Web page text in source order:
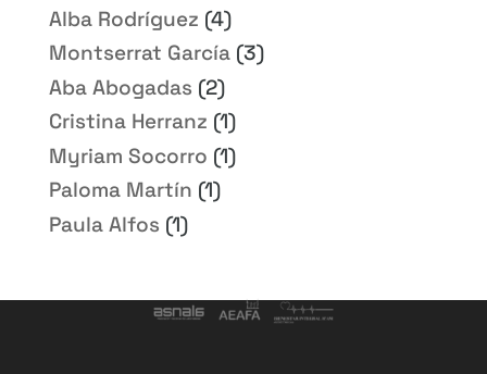
Alba Rodríguez (4)
Montserrat García(3)
Aba Abogadas (2)
Cristina Herranz (1)
Myriam Socorro (1)
Paloma Martín (1)
Paula Alfos (1)